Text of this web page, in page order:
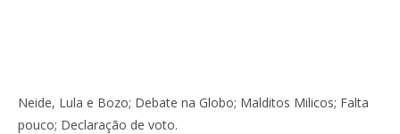
Neide, Lula e Bozo; Debate na Globo; Malditos Milicos; Falta
pouco; Declaração de voto.